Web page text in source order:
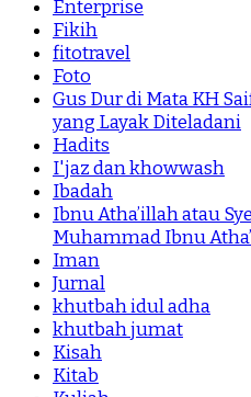
Enterprise
Fikih
fitotravel
Foto
Gus Dur di Mata KH
yang Layak Diteladani
Hadits
I'jaz dan khowwash
Ibadah
Ibnu Atha’illah atau
Muhammad Ibnu
Iman
Jurnal
khutbah idul adha
khutbah jumat
Kisah
Kitab